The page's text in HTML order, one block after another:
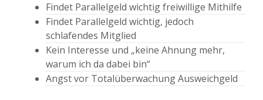
Findet Parallelgeld wichtig freiwillige Mithilfe
Findet Parallelgeld wichtig, jedoch
schlafendes Mitglied
Kein Interesse und „keine Ahnung mehr,
warum ich da dabei bin“
Angst vor Totalüberwachung Ausweichgeld